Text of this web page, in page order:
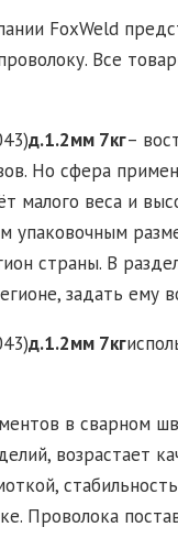
FoxWeld
Все
д.1.2мм 7кг–
Но сфера
малого веса и
упаковочным
страны. В
задать ему
д.1.2мм 7кг
в сварном
возрастает
Проволока